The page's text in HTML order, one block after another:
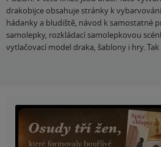
drakobijce obsahuje stránky k
hádanky a bludiště, návod k samostatné
samolepky, rozkládací samolepkovou
vytlačovací model draka, šablony i hry.